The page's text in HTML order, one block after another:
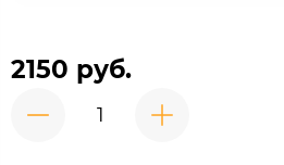
2150 руб.